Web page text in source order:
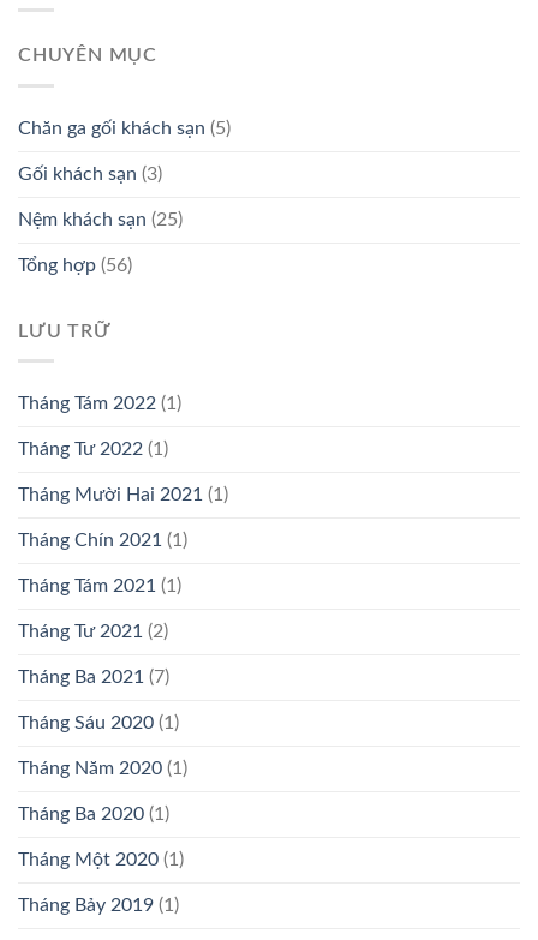
CHUYÊN MỤC
Chăn ga gối khách sạn (5)
Gối khách sạn (3)
Nệm khách sạn (25)
Tổng hợp (56)
LƯU TRỮ
Tháng Tám 2022 (1)
Tháng Tư 2022 (1)
Tháng Mười Hai 2021 (1)
Tháng Chín 2021 (1)
Tháng Tám 2021 (1)
Tháng Tư 2021 (2)
Tháng Ba 2021 (7)
Tháng Sáu 2020 (1)
Tháng Năm 2020 (1)
Tháng Ba 2020 (1)
Tháng Một 2020 (1)
Tháng Bảy 2019 (1)